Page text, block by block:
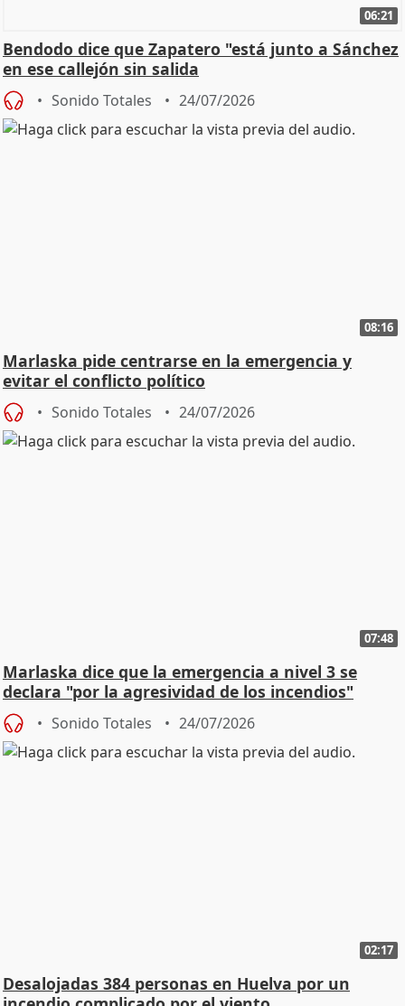
06:21
Bendodo dice que Zapatero "está junto a Sánchez
en ese callejón sin salida
Sonido Totales 24/07/2026
08:16
Marlaska pide centrarse en la emergencia y
evitar el conflicto político
Sonido Totales 24/07/2026
07:48
Marlaska dice que la emergencia a nivel 3 se
declara "por la agresividad de los incendios"
Sonido Totales 24/07/2026
02:17
Desalojadas 384 personas en Huelva por un